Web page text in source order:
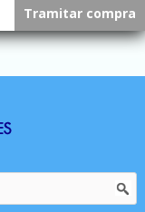
Tramitar compra